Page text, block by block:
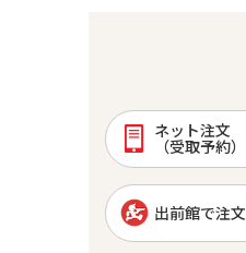
ネット注文
（受取予約）
出前館で注文